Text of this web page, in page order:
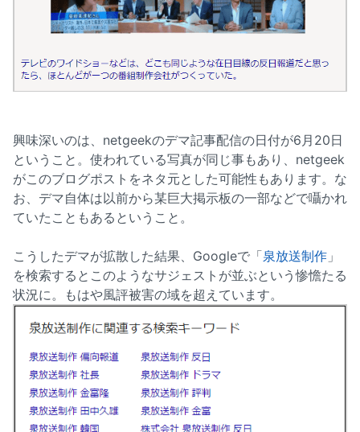
興味深いのは、netgeekのデマ記事配信の日付が6月20日
ということ。使われている写真が同じ事もあり、netgeek
がこのブログポストをネタ元とした可能性もあります。な
お、デマ自体は以前から某巨大掲示板の一部などで囁かれ
ていたこともあるということ。
こうしたデマが拡散した結果、Googleで「泉放送制作 」
を検索するとこのようなサジェストが並ぶという惨憺たる
状況に。もはや風評被害の域を超えています。